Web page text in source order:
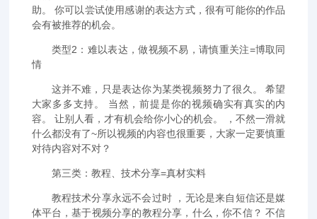
助。 你可以尝试使用感谢的表达方式，很有可能你的作品
会有被推荐的机会。
类型2：难以表达，做视频不易，请慎重关注=博取同
情
这并不难，只是表达你为某类视频努力了很久。 希望
大家多多支持。 当然，前提是你的视频确实有真实的内
容。 让别人看，才有机会给你小心的机会。 ，不然一滑就
什么都没有了~所以视频的内容也很重要，大家一定要慎重
对待内容对不对？
第三类：教程、技术分享=真材实料
教程技术分享永远不会过时 ，无论是来自短信还是媒
体平台，基于视频分享的教程分享，什么，你不信？ 不信